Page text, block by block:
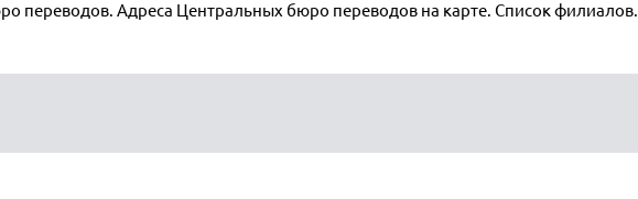
переводов. Адреса Центральных бюро переводов на карте. Список филиалов.